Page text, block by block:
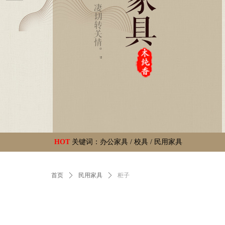
HOT 关键词：办公家具 / 校具 / 民用家具
首页 ꄲ 民用家具 ꄲ 柜子